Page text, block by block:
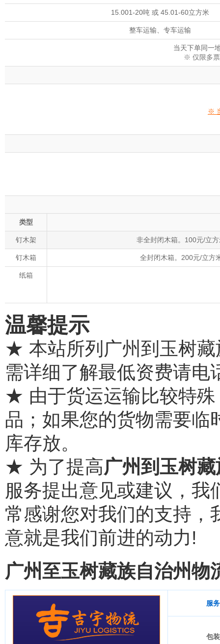
15.001-20吨 或 45.01-60立方米
整车运输、专车运输
当天下单同一
※ 仅限多
※
类型
钉木架 非全封闭木箱。100元/立
钉木箱 全封闭木箱。200元/立方
纸箱
温馨提示
★ 本站所列广州到玉树藏
需详细了解最低资费请电
★ 由于货运运输比较特殊
品；如果您的货物需要临
库存放。
★ 为了提高广州到玉树
服务提出意见或建议，
常感谢您对我们的支持，
意就是我们前进的动力!
广州至玉树藏族自治州物
服
包